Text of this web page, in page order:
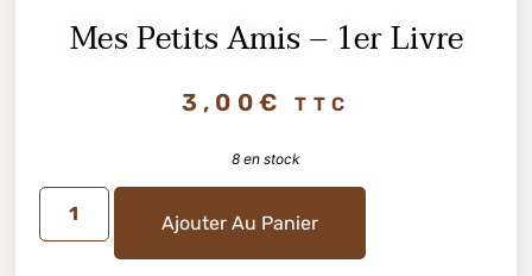
Mes Petits Amis – 1er Livre
3,00€ TTC
8 en stock
Ajouter Au Panier